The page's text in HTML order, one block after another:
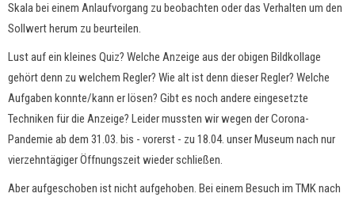
Skala bei einem Anlaufvorgang zu beobachten oder das Verhalten um den
Sollwert herum zu beurteilen.
Lust auf ein kleines Quiz? Welche Anzeige aus der obigen Bildkollage
gehört denn zu welchem Regler? Wie alt ist denn dieser Regler? Welche
Aufgaben konnte/kann er lösen? Gibt es noch andere eingesetzte
Techniken für die Anzeige? Leider mussten wir wegen der Corona-
Pandemie ab dem 31.03. bis - vorerst - zu 18.04. unser Museum nach nur
vierzehntägiger Öffnungszeit wieder schließen.
Aber aufgeschoben ist nicht aufgehoben. Bei einem Besuch im TMK nach